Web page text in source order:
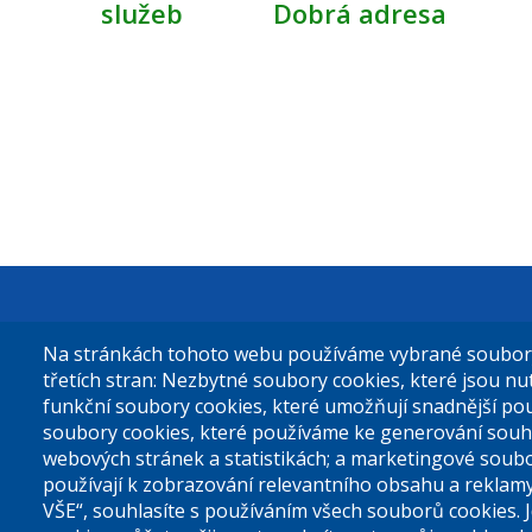
služeb
Dobrá adresa
Městská
Sokolovská
180 49
Tel.
Na stránkách tohoto webu používáme vybrané
třetích stran: Nezbytné soubory cookies, které jsou
funkční soubory cookies, které umožňují snadnější
soubory cookies, které používáme ke generování
webových stránek a statistikách; a marketingové
používají k zobrazování relevantního obsahu a
VŠE“, souhlasíte s používáním všech souborů